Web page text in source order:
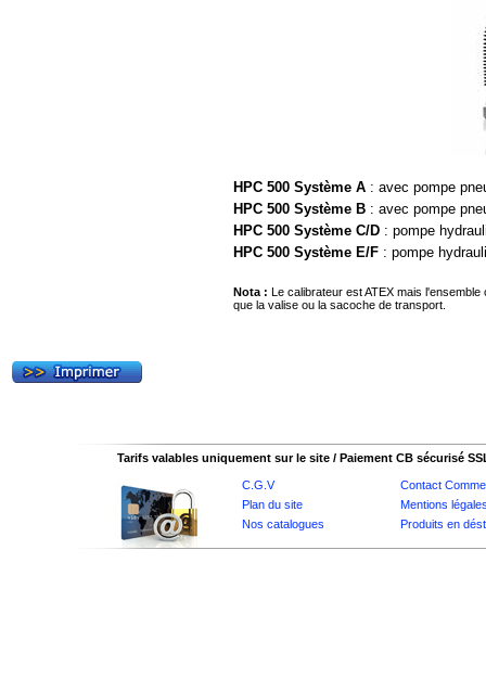
HPC 500 Système A : avec pompe
HPC 500 Système B : avec pompe
HPC 500 Système C/D : pompe
HPC 500 Système E/F : pompe
Nota : Le calibrateur est ATEX mais
que la valise ou la sacoche de transport.
Tarifs valables uniquement sur le site / Paiement CB sécurisé
C.G.V
Contact
Plan du site
Mentions
Nos catalogues
Produits en